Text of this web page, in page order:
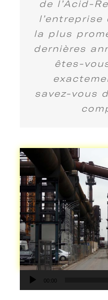
de l’Acid-
l’entreprise
la plus
dernières
êtes-
savez-vous
Lecteur
audio
00:00